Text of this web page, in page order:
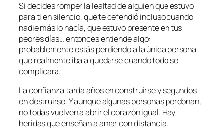
Si decides romper la lealtad de alguien que estuvo
para ti en silencio, que te defendió incluso cuando
nadie más lo hacía, que estuvo presente en tus
peores días… entonces entiende algo:
probablemente estás perdiendo a la única persona
que realmente iba a quedarse cuando todo se
complicara.
La confianza tarda años en construirse y segundos
en destruirse. Y aunque algunas personas perdonan,
no todas vuelven a abrir el corazón igual. Hay
heridas que enseñan a amar con distancia.